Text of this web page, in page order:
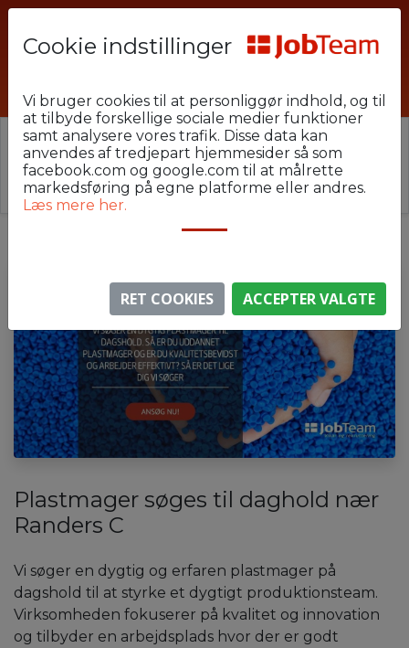
⚠️ Denne jobannonce er udløbet.
Stillingen er ikke længere aktiv, men du kan
lignende annoncer her.
Plastmager søges til daghold nær
Randers C
Vi søger en dygtig og erfaren plastmager på
dagshold til at styrke et dygtigt produktionsteam.
Virksomheden fokuserer på kvalitet og innovation
og tilbyder en arbejdsplads hvor der er godt
Cookie indstillinger
Vi bruger cookies til at personliggør indhold, og til
at tilbyde forskellige sociale medier funktioner
samt analysere vores trafik. Disse data kan
anvendes af tredjepart hjemmesider så som
facebook.com og google.com til at målrette
markedsføring på egne platforme eller andres.
Læs mere her.
RET COOKIES ACCEPTER VALGTE